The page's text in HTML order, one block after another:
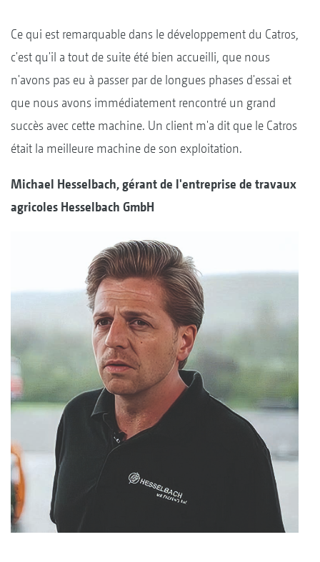
Ce qui est remarquable dans le développement du Catros,
c'est qu'il a tout de suite été bien accueilli, que nous
n'avons pas eu à passer par de longues phases d'essai et
que nous avons immédiatement rencontré un grand
succès avec cette machine. Un client m'a dit que le Catros
était la meilleure machine de son exploitation.
Michael Hesselbach, gérant de l'entreprise de travaux
agricoles Hesselbach GmbH